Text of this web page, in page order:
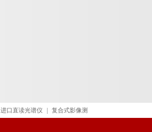
进口直读光谱仪 复合式影像测